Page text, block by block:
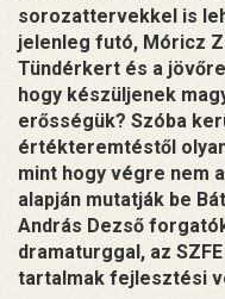
sorozattervekkel is
jelenleg futó, Móricz
Tündérkert és a
hogy készüljenek
erősségük? Szóba
értékteremtéstől
mint hogy végre nem
alapján mutatják be
András Dezső
dramaturggal, az
tartalmak fejlesztési